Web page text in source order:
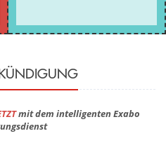
KÜNDIGUNG
mit dem intelligenten Exabo